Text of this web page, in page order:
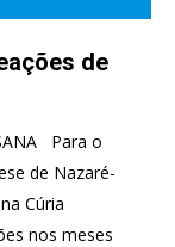
de
Para o
de Nazaré-
Cúria
nos meses